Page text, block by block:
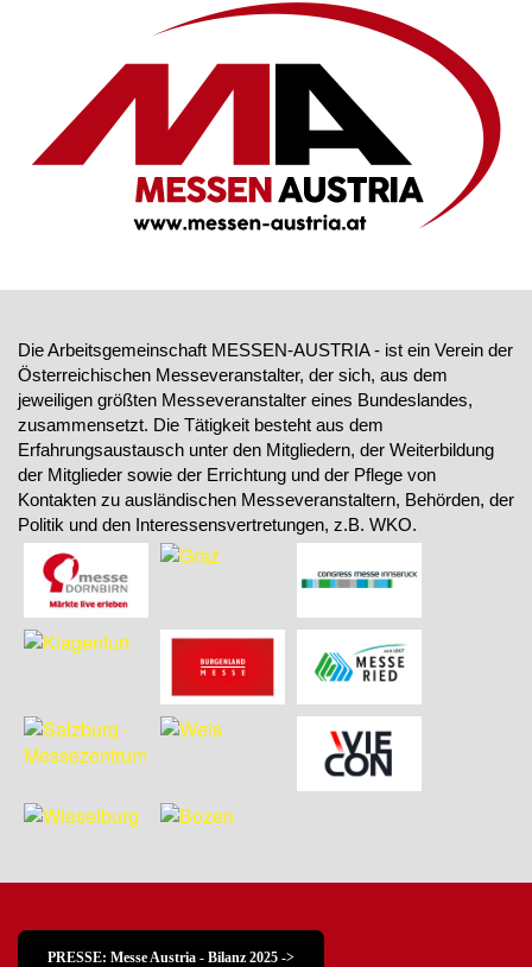
Die Arbeitsgemeinschaft MESSEN-AUSTRIA - ist ein Verein der
Österreichischen Messeveranstalter, der sich, aus dem
jeweiligen größten Messeveranstalter eines Bundeslandes,
zusammensetzt. Die Tätigkeit besteht aus dem
Erfahrungsaustausch unter den Mitgliedern, der Weiterbildung
der Mitglieder sowie der Errichtung und der Pflege von
Kontakten zu ausländischen Messeveranstaltern, Behörden, der
Politik und den Interessensvertretungen, z.B. WKO.
PRESSE: Messe Austria - Bilanz 2025 ->